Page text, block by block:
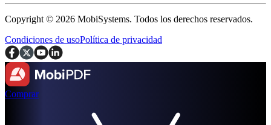
Copyright © 2026 MobiSystems. Todos los derechos reservados.
Condiciones de usoPolítica de privacidad
Comprar